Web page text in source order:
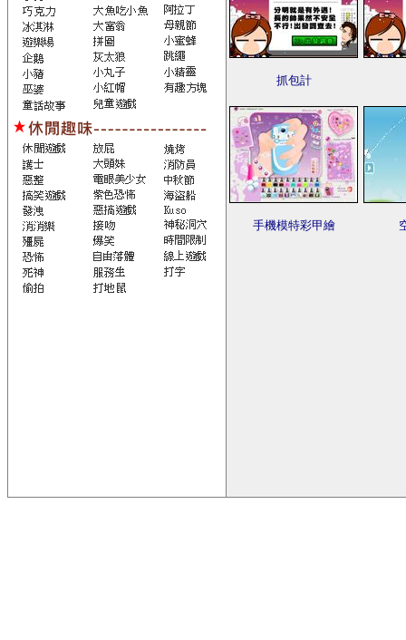
抓包計
手機模特彩甲繪